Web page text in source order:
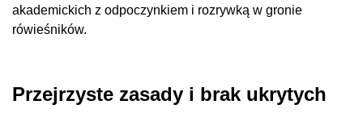
akademickich z odpoczynkiem i rozrywką w gronie
rówieśników.
Przejrzyste zasady i brak ukrytych